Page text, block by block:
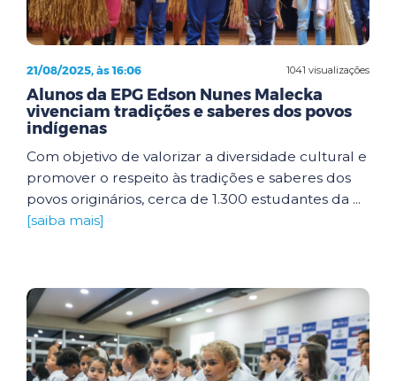
1041 visualizações
21/08/2025, às 16:06
Alunos da EPG Edson Nunes Malecka
vivenciam tradições e saberes dos povos
indígenas
Com objetivo de valorizar a diversidade cultural e
promover o respeito às tradições e saberes dos
povos originários, cerca de 1.300 estudantes da ...
[saiba mais]